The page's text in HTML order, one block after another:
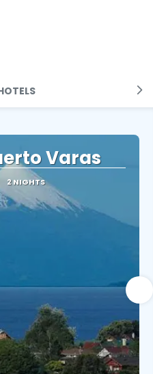
Varas
2 NIGHTS